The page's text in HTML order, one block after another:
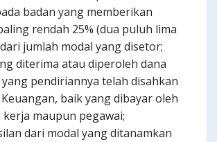
badan yang memberikan
rendah 25% (dua puluh lima
jumlah modal yang disetor;
diterima atau diperoleh dana
pendiriannya telah disahkan
baik yang dibayar oleh
maupun pegawai;
dari modal yang ditanamkan